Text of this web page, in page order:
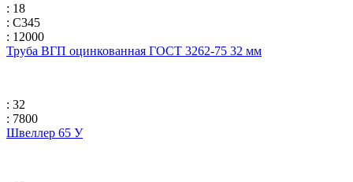
: 18
: С345
: 12000
Труба ВГП оцинкованная ГОСТ 3262-75 32 мм
: 32
: 7800
Швеллер 65 У